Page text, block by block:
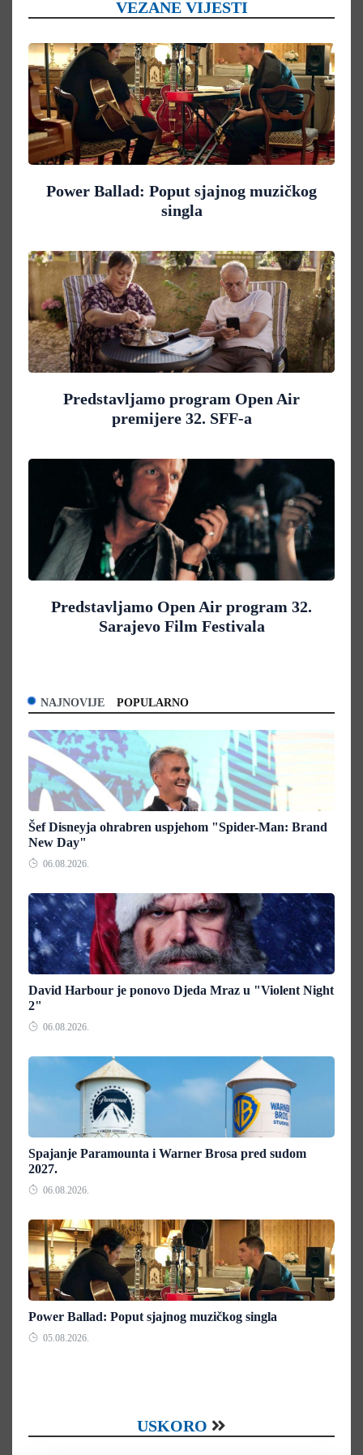
VEZANE VIJESTI
Power Ballad: Poput sjajnog muzičkog
singla
Predstavljamo program Open Air
premijere 32. SFF-a
Predstavljamo Open Air program 32.
Sarajevo Film Festivala
NAJNOVIJE POPULARNO
Šef Disneyja ohrabren uspjehom "Spider-Man: Brand
New Day"
06.08.2026.
David Harbour je ponovo Djeda Mraz u "Violent Night
2"
06.08.2026.
Spajanje Paramounta i Warner Brosa pred sudom
2027.
06.08.2026.
Power Ballad: Poput sjajnog muzičkog singla
05.08.2026.
USKORO